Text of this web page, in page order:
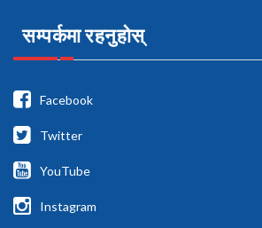
सम्पर्कमा रहनुहोस्
Facebook
Twitter
YouTube
Instagram